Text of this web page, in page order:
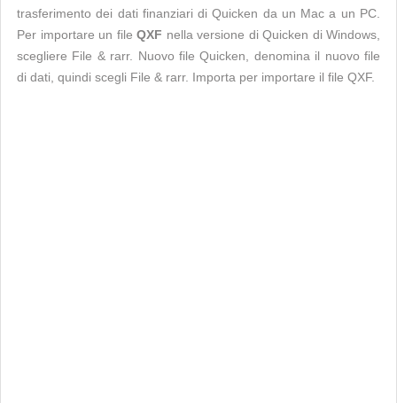
trasferimento dei dati finanziari di Quicken da un Mac a un PC.
Per importare un file QXF nella versione di Quicken di Windows,
scegliere File & rarr. Nuovo file Quicken, denomina il nuovo file
di dati, quindi scegli File & rarr. Importa per importare il file QXF.